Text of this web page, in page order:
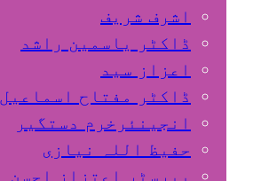
اشرف شریف
ڈاکٹر یاسمین راشد
اعزاز سید
ڈاکٹر مفتاح اسماعیل
انجینئرخرم دستگیر
حفیظ اللہ نیازی
بیرسٹر اعتزاز احسن